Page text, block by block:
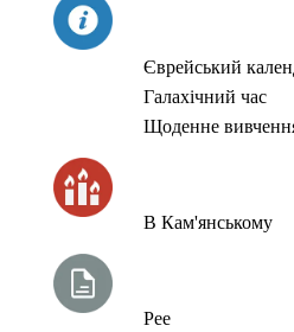
Єврейський
Галахічний час
Щоденне
В Кам'янському
Рее